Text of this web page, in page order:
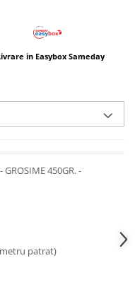
in Easybox Sameday
GROSIME 450GR. -
patrat)